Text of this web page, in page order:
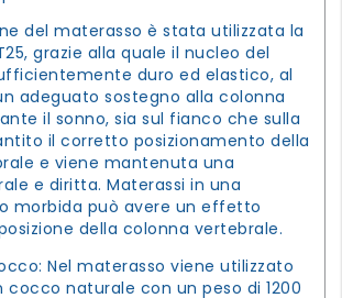
del materasso è stata utilizzata la
grazie alla quale il nucleo del
duro ed elastico, al
adeguato sostegno alla colonna
il sonno, sia sul fianco che sulla
il corretto posizionamento della
e viene mantenuta una
e diritta. Materassi in una
morbida può avere un effetto
della colonna vertebrale.
Nel materasso viene utilizzato
naturale con un peso di 1200